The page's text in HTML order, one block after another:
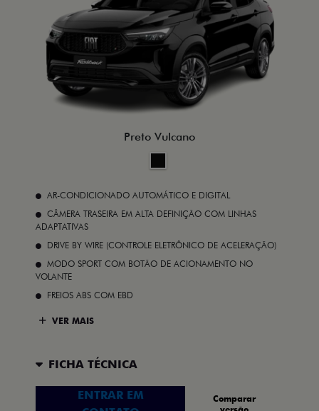
Preto Vulcano
AR-CONDICIONADO AUTOMÁTICO E DIGITAL
CÂMERA TRASEIRA EM ALTA DEFINIÇÃO COM LINHAS
ADAPTATIVAS
DRIVE BY WIRE (CONTROLE ELETRÔNICO DE ACELERAÇÃO)
MODO SPORT COM BOTÃO DE ACIONAMENTO NO
VOLANTE
FREIOS ABS COM EBD
VER MAIS
FICHA TÉCNICA
ENTRAR EM
Comparar